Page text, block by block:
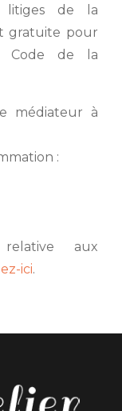
litiges de la
gratuite pour
Code de la
médiateur à
:
aux
ici.